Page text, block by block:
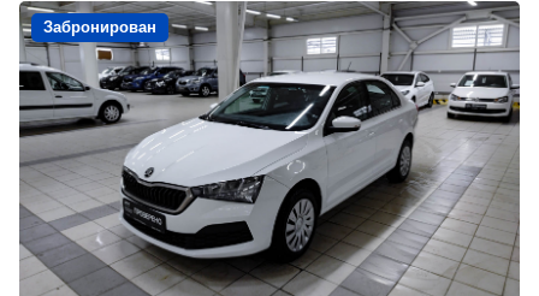
Забронирован